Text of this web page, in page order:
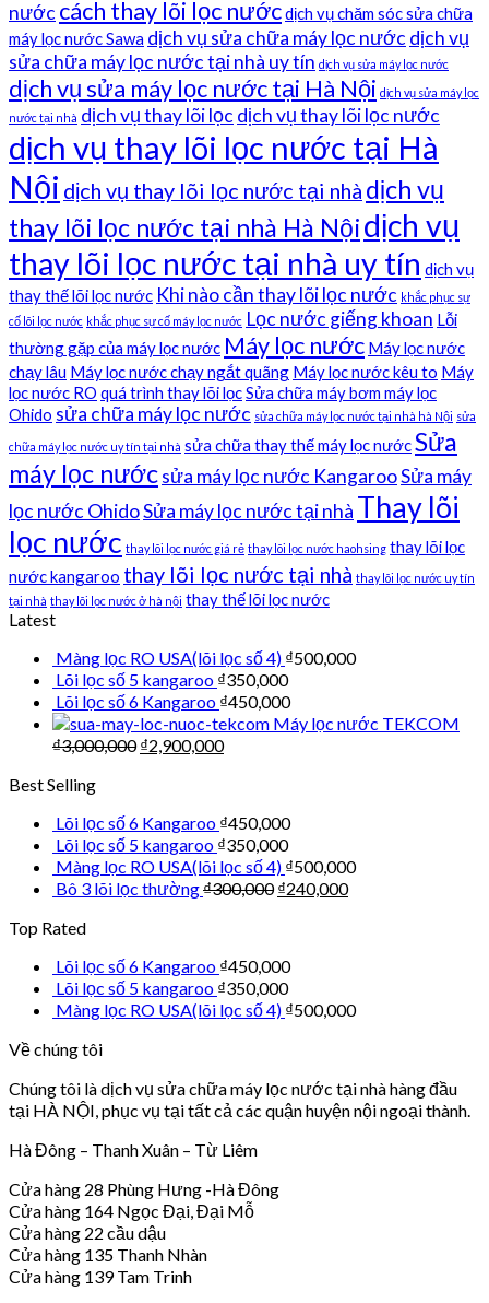
nước cách thay lõi lọc nướcdịch vụ chăm sóc sửa chữa
máy lọc nước Sawa dịch vụ sửa chữa máy lọc nước dịch vụ
sửa chữa máy lọc nước tại nhà uy tín dịch vụ sửa máy lọc nước
dịch vụ sửa máy lọc nước tại Hà Nội dịch vụ sửa máy lọc
nước tại nhà dịch vụ thay lõi lọc dịch vụ thay lõi lọc nước
dịch vụ thay lõi lọc nước tại Hà
Nội dịch vụ thay lõi lọc nước tại nhà dịch vụ
thay lõi lọc nước tại nhà Hà Nộidịch vụ
thay lõi lọc nước tại nhà uy tín dịch vụ
thay thế lõi lọc nước Khi nào cần thay lõi lọc nước khắc phục sự
cố lõi lọc nước khắc phục sự cố máy lọc nước Lọc nước giếng khoan Lỗi
thường gặp của máy lọc nước Máy lọc nước Máy lọc nước
chạy lâu Máy lọc nước chạy ngắt quãng Máy lọc nước kêu to Máy
lọc nước RO quá trình thay lõi lọcSửa chữa máy bơm máy lọc
Ohido sửa chữa máy lọc nước sửa chữa máy lọc nước tại nhà hà Nội sửa
chữa máy lọc nước uy tín tại nhà sửa chữa thay thế máy lọc nướcSửa
máy lọc nướcsửa máy lọc nước KangarooSửa máy
lọc nước OhidoSửa máy lọc nước tại nhà Thay lõi
lọc nước thay lõi lọc nước giá rẻ thay lõi lọc nước haohsing thay lõi lọc
nước kangaroo thay lõi lọc nước tại nhà thay lõi lọc nước uy tín
tại nhà thay lõi lọc nước ở hà nội thay thế lõi lọc nước
Latest
Màng lọc RO USA(lõi lọc số 4) ₫500,000
Lõi lọc số 5 kangaroo ₫350,000
Lõi lọc số 6 Kangaroo ₫450,000
Máy lọc nước TEKCOM
₫3,000,000 ₫2,900,000
Best Selling
Lõi lọc số 6 Kangaroo ₫450,000
Lõi lọc số 5 kangaroo ₫350,000
Màng lọc RO USA(lõi lọc số 4) ₫500,000
Bô 3 lõi lọc thường₫300,000 ₫240,000
Top Rated
Lõi lọc số 6 Kangaroo ₫450,000
Lõi lọc số 5 kangaroo ₫350,000
Màng lọc RO USA(lõi lọc số 4) ₫500,000
Về chúng tôi
Chúng tôi là dịch vụ sửa chữa máy lọc nước tại nhà hàng đầu
tại HÀ NỘI, phục vụ tại tất cả các quận huyện nội ngoại thành.
Hà Đông – Thanh Xuân – Từ Liêm
Cửa hàng 28 Phùng Hưng -Hà Đông
Cửa hàng 164 Ngọc Đại, Đại Mỗ
Cửa hàng 22 cầu dậu
Cửa hàng 135 Thanh Nhàn
Cửa hàng 139 Tam Trinh